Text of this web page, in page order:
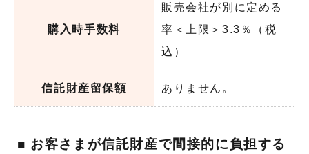
購入時手数料
販売会社が別に定める
率＜上限＞3.3％（税
込）
信託財産留保額 ありません。
■ お客さまが信託財産で間接的に負担する